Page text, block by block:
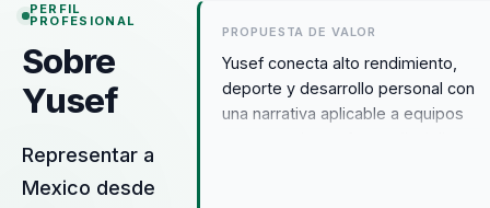
PERFIL
PROFESIONAL
Sobre
Yusef
Representar a
Mexico desde
PROPUESTA DE VALOR
Yusef conecta alto rendimiento,
deporte y desarrollo personal con
una narrativa aplicable a equipos